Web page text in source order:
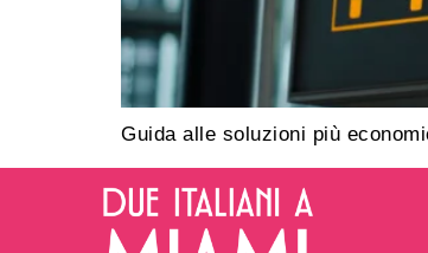
Guida alle soluzioni più